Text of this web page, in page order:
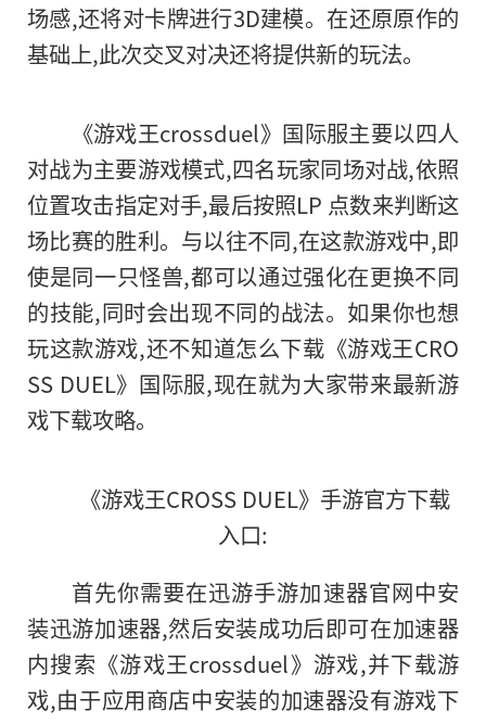
场感,还将对卡牌进行3D建模。在还原原作的
基础上,此次交叉对决还将提供新的玩法。
《游戏王crossduel》国际服主要以四人
对战为主要游戏模式,四名玩家同场对战,依照
位置攻击指定对手,最后按照LP 点数来判断这
场比赛的胜利。与以往不同,在这款游戏中,即
使是同一只怪兽,都可以通过强化在更换不同
的技能,同时会出现不同的战法。如果你也想
玩这款游戏,还不知道怎么下载《游戏王CRO
SS DUEL》国际服,现在就为大家带来最新游
戏下载攻略。
《游戏王CROSS DUEL》手游官方下载
入口:
首先你需要在迅游手游加速器官网中安
装迅游加速器,然后安装成功后即可在加速器
内搜索《游戏王crossduel》游戏,并下载游
戏,由于应用商店中安装的加速器没有游戏下